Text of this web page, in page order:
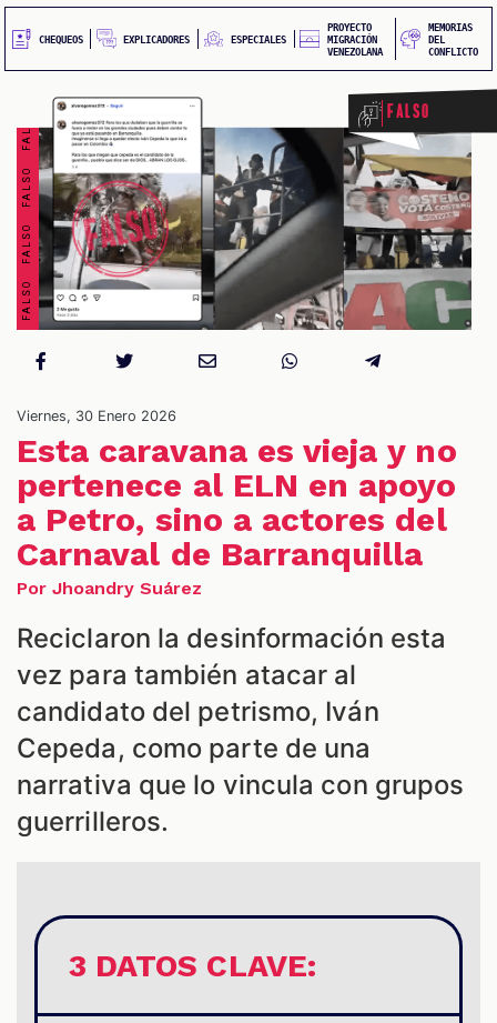
CHEQUEOS EXPLICADORES ESPECIALES
PROYECTO
MIGRACIÓN
VENEZOLANA
MEMORIAS
DEL
CONFLICTO
FALSO FALSO FALSO FALSO FALSO FALSO FALSO FALSO Falso
Viernes, 30 Enero 2026
Esta caravana es vieja y no
pertenece al ELN en apoyo
a Petro, sino a actores del
Carnaval de Barranquilla
Por Jhoandry Suárez
Reciclaron la desinformación esta
vez para también atacar al
candidato del petrismo, Iván
Cepeda, como parte de una
narrativa que lo vincula con grupos
guerrilleros.
3 DATOS CLAVE: